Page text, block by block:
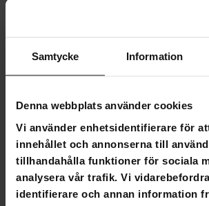
Samtycke Information
Denna webbplats använder cookies
Vi använder enhetsidentifierare för
innehållet och annonserna till
tillhandahålla funktioner för sociala
analysera vår trafik. Vi
identifierare och annan information
Lykke
599,00 kr